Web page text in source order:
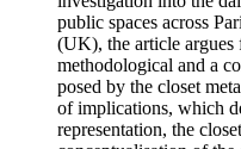
public spaces across
(UK), the article argues
methodological and a
posed by the closet
of implications, which
representation, the